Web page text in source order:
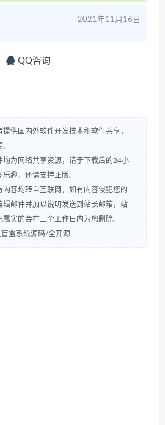
2021年11月16日
QQ咨询
供国内外软件开发技术和软件共享，
均为网络共享资源，请于下载后的24小
趣，还请支持正版。
容均转自互联网，如有内容侵犯您的
辑邮件并加以说明发送到站长邮箱，站
实的会在三个工作日内为您删除。
盒系统源码/全开源